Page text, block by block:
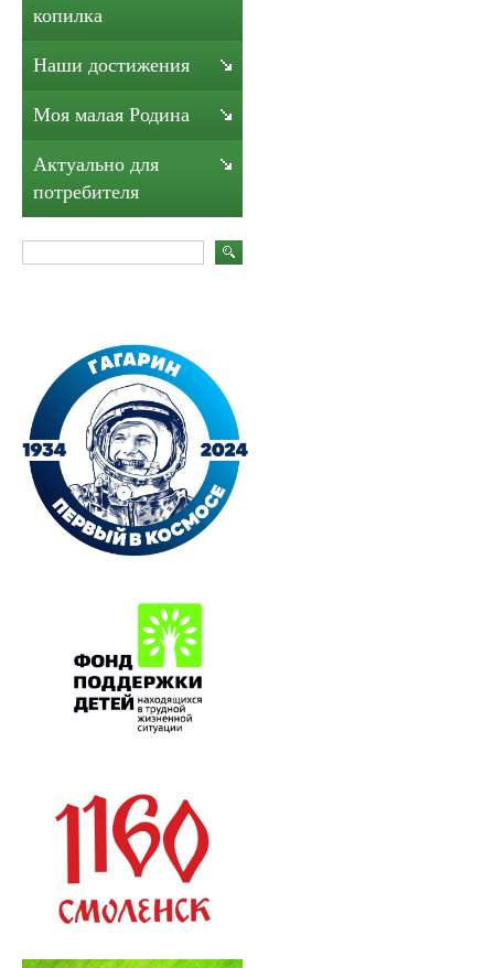
копилка
Наши достижения
Моя малая Родина
Актуально для
потребителя